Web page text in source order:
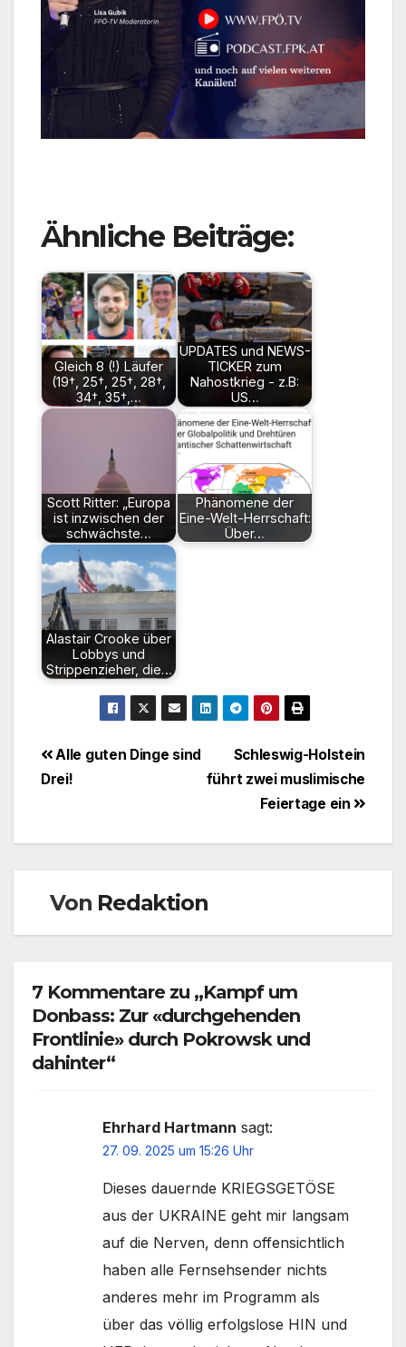
Ähnliche Beiträge:
Gleich 8 (!) Läufer
(19†, 25†, 25†, 28†,
34†, 35†,…
UPDATES und NEWS-
TICKER zum
Nahostkrieg - z.B:
US…
Scott Ritter: „Europa
ist inzwischen der
schwächste…
Phänomene der
Eine-Welt-Herrschaft:
Über…
Alastair Crooke über
Lobbys und
Strippenzieher, die…
BeitragsnavigationSchleswig-Holstein
führt zwei muslimische
Feiertage ein
Alle guten Dinge sind
Drei!
Von Redaktion
7 Kommentare zu „Kampf um
Donbass: Zur «durchgehenden
Frontlinie» durch Pokrowsk und
dahinter“
Ehrhard Hartmann sagt:
27. 09. 2025 um 15:26 Uhr
Dieses dauernde KRIEGSGETÖSE
aus der UKRAINE geht mir langsam
auf die Nerven, denn offensichtlich
haben alle Fernsehsender nichts
anderes mehr im Programm als
über das völlig erfolgslose HIN und